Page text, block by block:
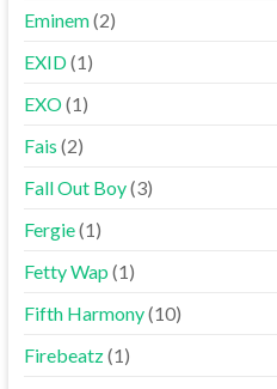
Eminem(2)
EXID(1)
EXO(1)
Fais (2)
Fall Out Boy(3)
Fergie(1)
Fetty Wap (1)
Fifth Harmony(10)
Firebeatz(1)